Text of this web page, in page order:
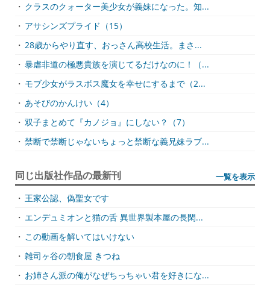
・ クラスのクォーター美少女が義妹になった。知...
・ アサシンズプライド（15）
・ 28歳からやり直す、おっさん高校生活。まさ...
・ 暴虐非道の極悪貴族を演じてるだけなのに！（...
・ モブ少女がラスボス魔女を幸せにするまで（2...
・ あそびのかんけい（4）
・ 双子まとめて『カノジョ』にしない？（7）
・ 禁断で禁断じゃないちょっと禁断な義兄妹ラブ...
同じ出版社作品の最新刊 一覧を表示
・ 王家公認、偽聖女です
・ エンデュミオンと猫の舌 異世界製本屋の長閑...
・ この動画を解いてはいけない
・ 雑司ヶ谷の朝食屋 きつね
・ お姉さん派の俺がなぜちっちゃい君を好きにな...